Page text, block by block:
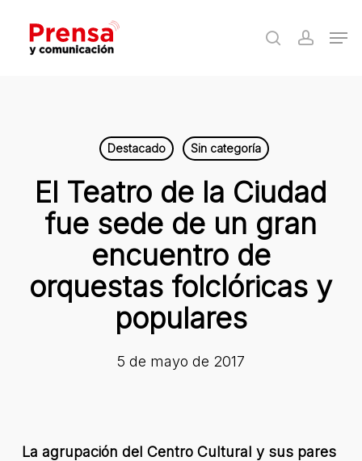
main
search
Destacado Sin categoría
El Teatro de la Ciudad
fue sede de un gran
encuentro de
orquestas folclóricas y
populares
5 de mayo de 2017
La agrupación del Centro Cultural y sus pares